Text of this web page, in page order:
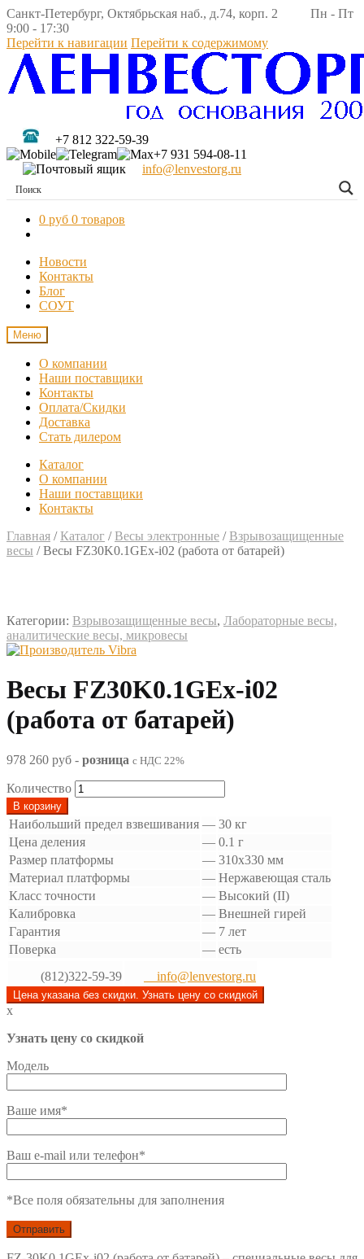
Санкт-Петербург, Октябрьская наб., д.74, корп. 2 Пн - Пт
9:00 - 17:30
Перейти к навигации Перейти к содержимому
+7 812 322-59-39
+7 931 594-08-11
info@lenvestorg.ru
0 руб 0 товаров
Новости
Контакты
Блог
СОУТ
Меню
О компании
Наши поставщики
Контакты
Оплата/Скидки
Доставка
Стать дилером
Каталог
О компании
Наши поставщики
Контакты
Главная / Каталог / Весы электронные / Взрывозащищенные
весы /Весы FZ30K0.1GEx-i02 (работа от батарей)
Категории: Взрывозащищенные весы, Лабораторные весы,
аналитические весы, микровесы
Весы FZ30K0.1GEx-i02
(работа от батарей)
978 260 руб - розница с НДС 22%
Количество
В корзину
Наибольший предел взвешивания — 30 кг
Цена деления
— 0.1 г
Размер платформы
— 310х330 мм
Материал платформы
— Нержавеющая сталь
Класс точности
— Высокий (II)
Калибровка
— Внешней гирей
Гарантия
— 7 лет
Поверка
— есть
(812)322-59-39
info@lenvestorg.ru
Цена указана без скидки. Узнать цену со скидкой
x
Узнать цену со скидкой
Модель
Ваше имя*
Ваш e-mail или телефон*
*Все поля обязательны для заполнения